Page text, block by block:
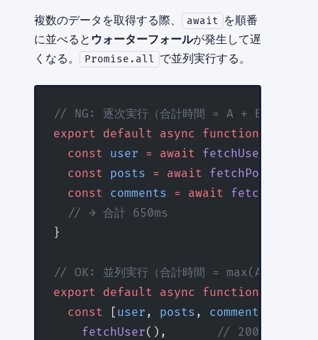
複数のデータを取得する際、 await を順番
に並べると ウォーターフォールが発生して遅
くなる。
Promise.all で並列実行する。
// NG: 逐次実行（合計時間 = A + B + C）
export default async function
  const
user = await fetchUser
  const
posts = await fetchPosts
  const
comments = await
  // → 合計 650ms
}
// OK: 並列実行（合計時間 = max(A, B, C)
export default async function
  const
[ user , posts , comments
    fetchUser
(), // 200ms ┐